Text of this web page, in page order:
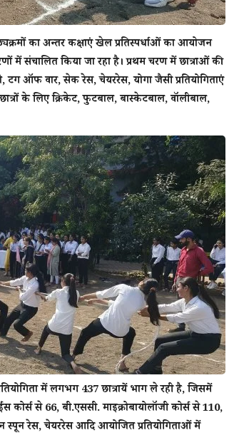
का अन्तर कक्षाएं खेल प्रतिस्पर्धाओं का आयोजन
में संचालित किया जा रहा है। प्रथम चरण में छात्राओं की
ऑफ वार, सेक रेस, चेयररेस, योगा जैसी प्रतियोगिताएं
के लिए क्रिकेट, फुटबाल, बास्केटबाल, वाॅलीबाल,
में लगभग 437 छात्रायें भाग ले रही है, जिसमें
कोर्स से 66, बी.एससी. माइक्रोबायोलाॅजी कोर्स से 110,
स्पून रेस, चेयररेस आदि आयोजित प्रतियोगिताओं में